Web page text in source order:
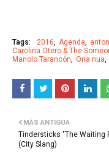
Tags: 2016 Agenda
Carolina Otero & The
Manolo Tarancón
Ona nua
MÁS ANTIGUA
Tindersticks "The Waiting
(City Slang)